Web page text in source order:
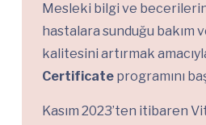
Mesleki bilgi ve
hastalara sunduğu bakım
kalitesini artırmak
Certificate programını
Kasım 2023’ten itibaren